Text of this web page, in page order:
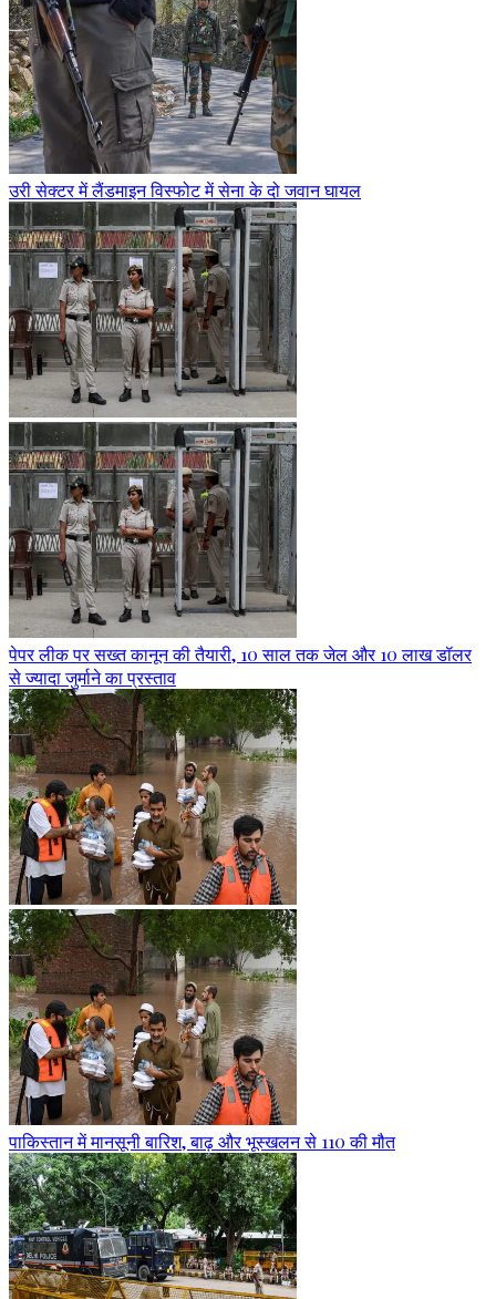
उरी सेक्टर में लैंडमाइन विस्फोट में सेना के दो जवान घायल
पेपर लीक पर सख्त कानून की तैयारी, 10 साल तक जेल और 10 लाख डॉलर
से ज्यादा जुर्माने का प्रस्ताव
पाकिस्तान में मानसूनी बारिश, बाढ़ और भूस्खलन से 110 की मौत